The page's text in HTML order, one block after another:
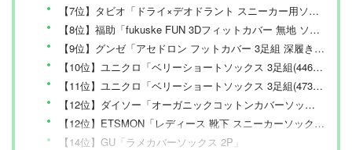
【7位】タビオ「ドライ×デオドラント スニーカー用ソックス」
【8位】福助「fukuske FUN 3Dフィットカバー 無地 ソックス カバーソックス 浅履き」
【9位】グンゼ「アセドロン フットカバー 3足組 深履き丈 レディース」
【10位】ユニクロ「ベリーショートソックス 3足組(4464388)」
【11位】ユニクロ「ベリーショートソックス 3足組(473968)」
【12位】ダイソー「オーガニックコットンカバーソックス (ボーダー)」
【12位】ETSMON「レディース 靴下 スニーカーソックス 6足セット」
【14位】GU「ラメカバーソックス 2P」